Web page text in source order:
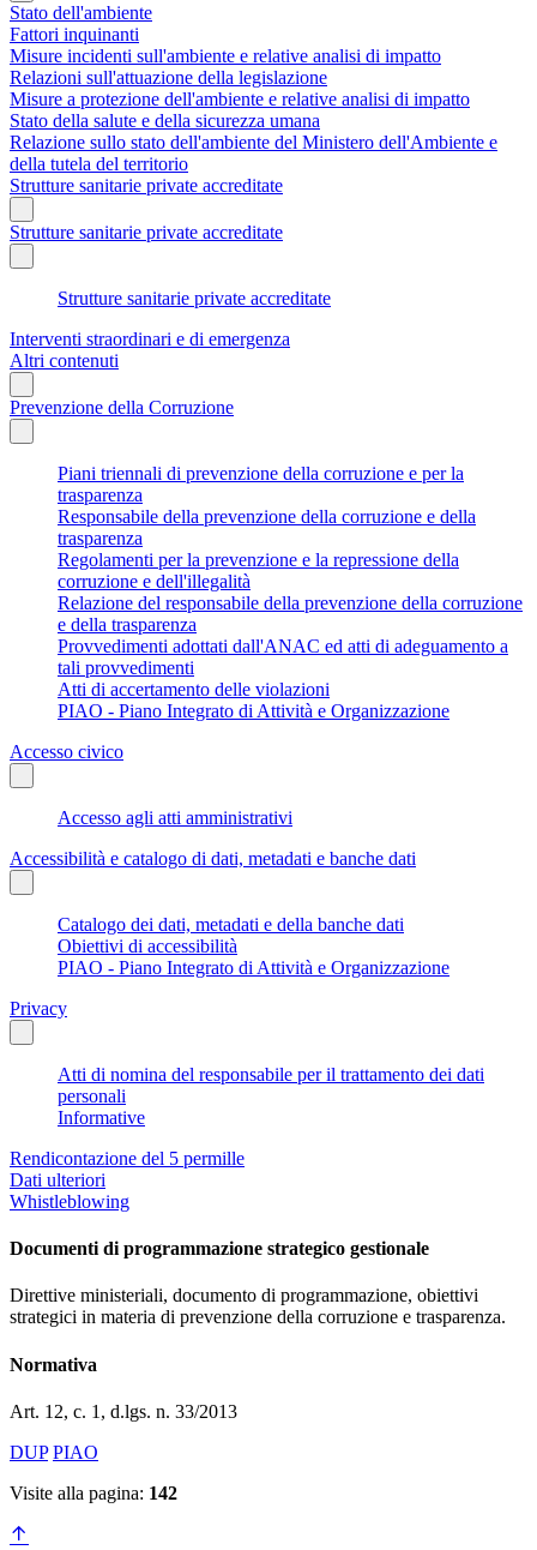
Stato dell'ambiente
Fattori inquinanti
Misure incidenti sull'ambiente e relative analisi di impatto
Relazioni sull'attuazione della legislazione
Misure a protezione dell'ambiente e relative analisi di impatto
Stato della salute e della sicurezza umana
Relazione sullo stato dell'ambiente del Ministero dell'Ambiente e
della tutela del territorio
Strutture sanitarie private accreditate
Strutture sanitarie private accreditate
Strutture sanitarie private accreditate
Interventi straordinari e di emergenza
Altri contenuti
Prevenzione della Corruzione
Piani triennali di prevenzione della corruzione e per la
trasparenza
Responsabile della prevenzione della corruzione e della
trasparenza
Regolamenti per la prevenzione e la repressione della
corruzione e dell'illegalità
Relazione del responsabile della prevenzione della corruzione
e della trasparenza
Provvedimenti adottati dall'ANAC ed atti di adeguamento a
tali provvedimenti
Atti di accertamento delle violazioni
PIAO - Piano Integrato di Attività e Organizzazione
Accesso civico
Accesso agli atti amministrativi
Accessibilità e catalogo di dati, metadati e banche dati
Catalogo dei dati, metadati e della banche dati
Obiettivi di accessibilità
PIAO - Piano Integrato di Attività e Organizzazione
Privacy
Atti di nomina del responsabile per il trattamento dei dati
personali
Informative
Rendicontazione del 5 permille
Dati ulteriori
Whistleblowing
Documenti di programmazione strategico gestionale
Direttive ministeriali, documento di programmazione, obiettivi
strategici in materia di prevenzione della corruzione e trasparenza.
Normativa
Art. 12, c. 1, d.lgs. n. 33/2013
DUP PIAO
Visite alla pagina: 142